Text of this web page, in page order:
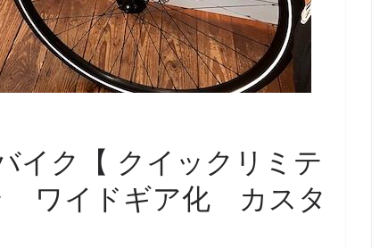
ク【 クイックリミテ
イドギア化 カスタ